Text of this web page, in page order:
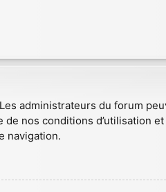
administrateurs du forum
nos conditions d’utilisation
navigation.